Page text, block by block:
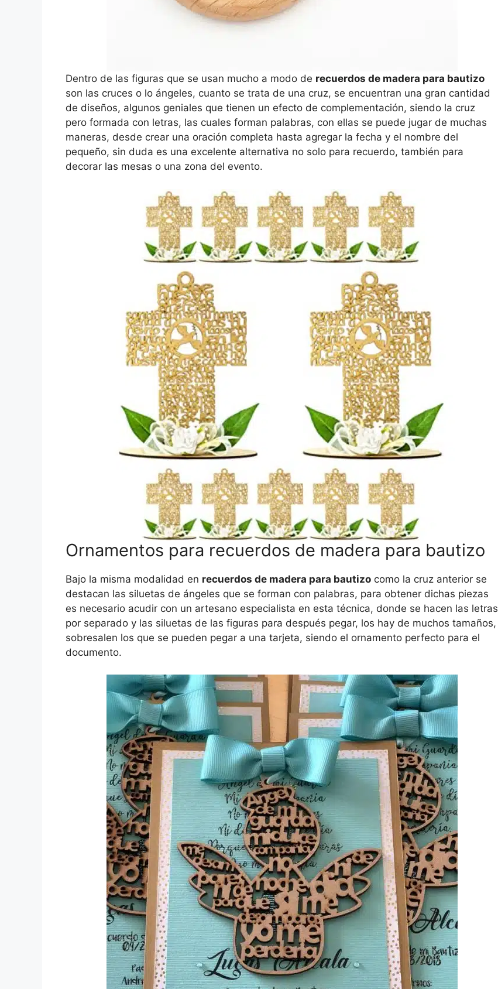
Dentro de las figuras que se usan mucho a modo de recuerdos de madera para bautizo
son las cruces o lo ángeles, cuanto se trata de una cruz, se encuentran una gran cantidad
de diseños, algunos geniales que tienen un efecto de complementación, siendo la cruz
pero formada con letras, las cuales forman palabras, con ellas se puede jugar de muchas
maneras, desde crear una oración completa hasta agregar la fecha y el nombre del
pequeño, sin duda es una excelente alternativa no solo para recuerdo, también para
decorar las mesas o una zona del evento.
Ornamentos para recuerdos de madera para bautizo
Bajo la misma modalidad en recuerdos de madera para bautizo como la cruz anterior se
destacan las siluetas de ángeles que se forman con palabras, para obtener dichas piezas
es necesario acudir con un artesano especialista en esta técnica, donde se hacen las letras
por separado y las siluetas de las figuras para después pegar, los hay de muchos tamaños,
sobresalen los que se pueden pegar a una tarjeta, siendo el ornamento perfecto para el
documento.